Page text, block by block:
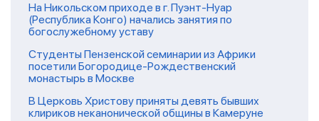
На Никольском приходе в г. Пуэнт-Нуар
(Республика Конго) начались занятия по
богослужебному уставу
Студенты Пензенской семинарии из Африки
посетили Богородице-Рождественский
монастырь в Москве
В Церковь Христову приняты девять бывших
клириков неканонической общины в Камеруне